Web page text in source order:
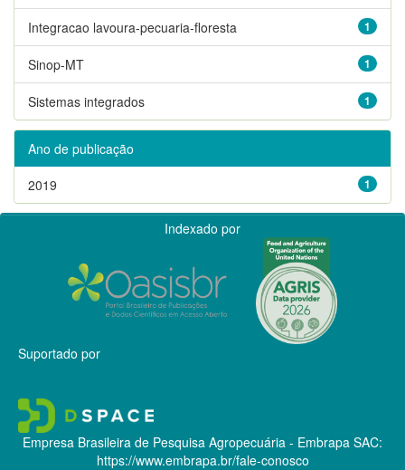
1
Integracao lavoura-pecuaria-floresta
1
Sinop-MT
1
Sistemas integrados
Ano de publicação
1
2019
Indexado por
Suportado por
Empresa Brasileira de Pesquisa Agropecuária - Embrapa SAC:
https://www.embrapa.br/fale-conosco